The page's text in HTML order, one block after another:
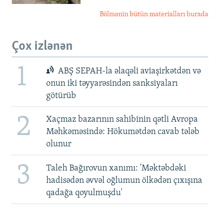
Bölmənin bütün materialları burada
Çox izlənən
1
ABŞ SEPAH-la əlaqəli aviaşirkətdən və
onun iki təyyarəsindən sanksiyaları
götürüb
2
Xaçmaz bazarının sahibinin qətli Avropa
Məhkəməsində: Hökumətdən cavab tələb
olunur
3
Taleh Bağırovun xanımı: 'Məktəbdəki
hadisədən əvvəl oğlumun ölkədən çıxışına
qadağa qoyulmuşdu'